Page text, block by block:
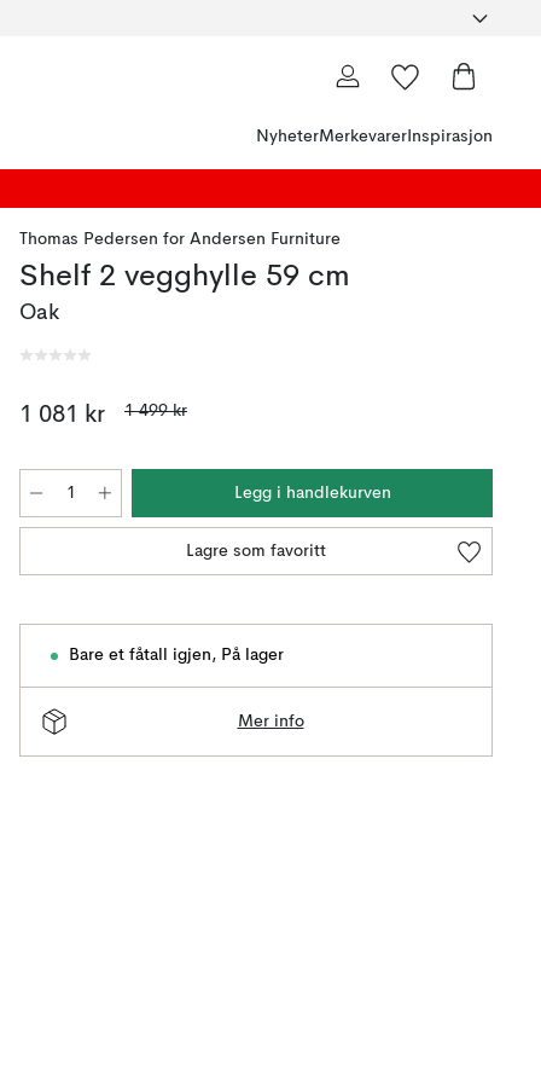
NyheterMerkevarer Inspirasjon
Thomas Pedersen for Andersen Furniture
Shelf 2 vegghylle 59 cm
Oak
1 081 kr 1 499 kr
Legg i handlekurven
Lagre som favoritt
Bare et fåtall igjen, På lager
Mer info